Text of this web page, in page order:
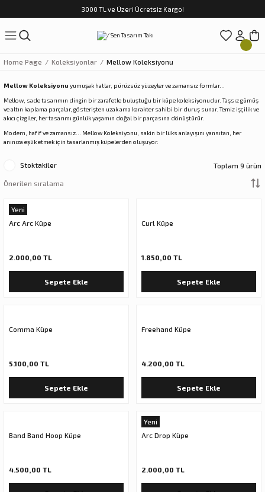
3000 TL ve Üzeri Ücretsiz Kargo!
Geri Dön
Wispering Of Birds Kolye
Wispering of Birds Yüzük
Wispering of Birds Bileklik
Mythos Natura Küpe
Mythos Natura Yüzük
Archaic Küpe
Archaic Yüzük
Bileklik
Küpe
Home Page Koleksiyonlar Mellow Koleksiyonu
Mellow Koleksiyonu yumuşak hatlar, pürüzsüz yüzeyler ve zamansız formlar…
Mellow, sade tasarımın dingin bir zarafetle buluştuğu bir küpe koleksiyonudur. Taşsız gümüş
ve altın kaplama parçalar, gösterişten uzak ama karakter sahibi bir duruş sunar. Temiz işçilik ve
akıcı çizgiler, her tasarımı günlük yaşamın doğal bir parçasına dönüştürür.
Modern, hafif ve zamansız… Mellow Koleksiyonu, sakin bir lüks anlayışını yansıtan, her
anınıza eşlik etmek için tasarlanmış küpelerden oluşuyor.
Stoktakiler Toplam 9 ürün
Yeni
Arc Arc Küpe
2.000,00 TL
Sepete Ekle
Curl Küpe
1.850,00 TL
Sepete Ekle
Comma Küpe
5.100,00 TL
Sepete Ekle
Freehand Küpe
4.200,00 TL
Sepete Ekle
Band Band Hoop Küpe
4.500,00 TL
Yeni
Arc Drop Küpe
2.000,00 TL